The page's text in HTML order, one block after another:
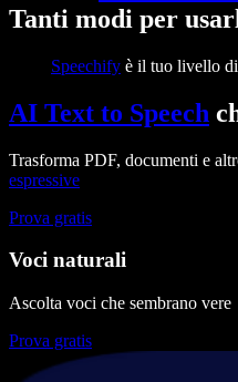
Tanti modi per
Speechify è il tuo livello
AI Text to Speech
Trasforma PDF, documenti e
espressive
Prova gratis
Voci naturali
Ascolta voci che sembrano vere
Prova gratis